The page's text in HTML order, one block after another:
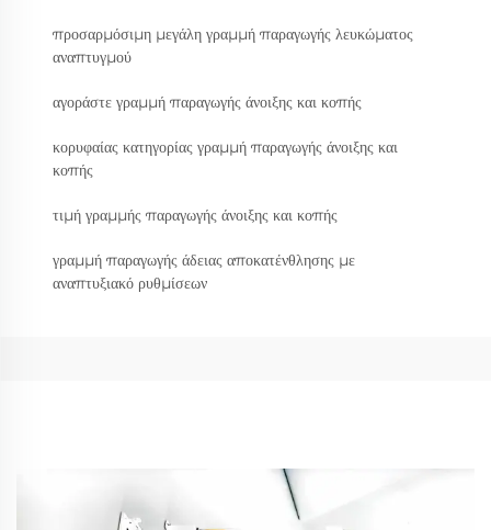
προσαρμόσιμη μεγάλη γραμμή παραγωγής λευκώματος
αναπτυγμού
αγοράστε γραμμή παραγωγής άνοιξης και κοπής
κορυφαίας κατηγορίας γραμμή παραγωγής άνοιξης και
κοπής
τιμή γραμμής παραγωγής άνοιξης και κοπής
γραμμή παραγωγής άδειας αποκατένθλησης με
αναπτυξιακό ρυθμίσεων